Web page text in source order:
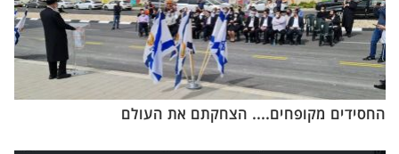
החסידים מקופחים.... הצחקתם את העולם